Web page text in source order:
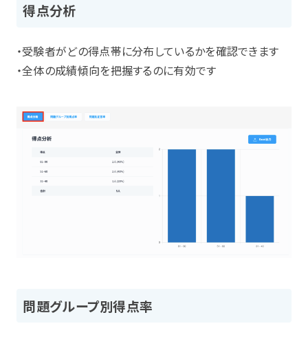
得点分析
・受験者がどの得点帯に分布しているかを確認できます
・全体の成績傾向を把握するのに有効です
問題グループ別得点率